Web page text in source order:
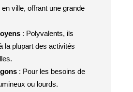
ville, offrant une grande
: Polyvalents, ils
la plupart des activités
: Pour les besoins de
ou lourds.